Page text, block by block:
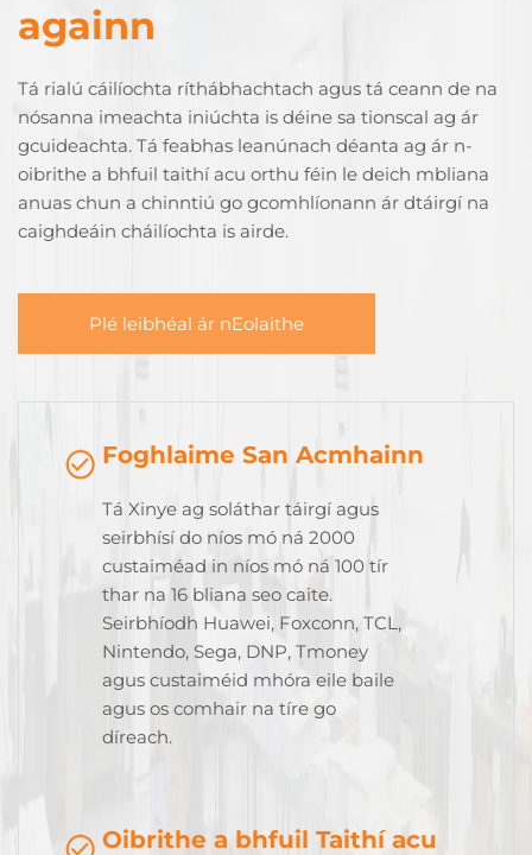
againn
Tá rialú cáilíochta ríthábhachtach agus tá ceann de na
nósanna imeachta iniúchta is déine sa tionscal ag ár
gcuideachta. Tá feabhas leanúnach déanta ag ár n-
oibrithe a bhfuil taithí acu orthu féin le deich mbliana
anuas chun a chinntiú go gcomhlíonann ár dtáirgí na
caighdeáin cháilíochta is airde.
Plé leibhéal ár nEolaithe
Foghlaime San Acmhainn
Tá Xinye ag soláthar táirgí agus
seirbhísí do níos mó ná 2000
custaiméad in níos mó ná 100 tír
thar na 16 bliana seo caite.
Seirbhíodh Huawei, Foxconn, TCL,
Nintendo, Sega, DNP, Tmoney
agus custaiméid mhóra eile baile
agus os comhair na tíre go
díreach.
Oibrithe a bhfuil Taithí acu